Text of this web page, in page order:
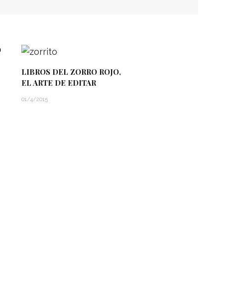
LIBROS DEL ZORRO ROJO,
EL ARTE DE EDITAR
01/4/2015